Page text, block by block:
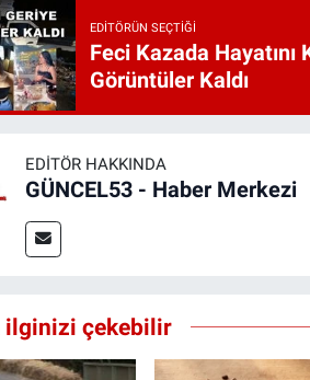
EDITÖRÜN SEÇTIĞI
Feci Kazada
Görüntüler Kaldı
EDITÖR HAKKINDA
GÜNCEL53 - Haber Merkezi
ilginizi çekebilir